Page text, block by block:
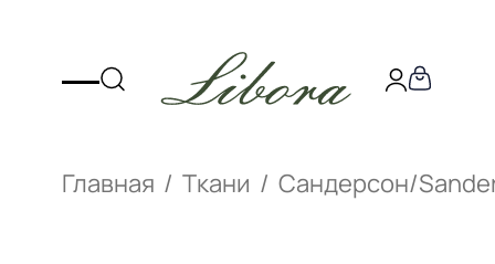
Главная Ткани Сандерсон/